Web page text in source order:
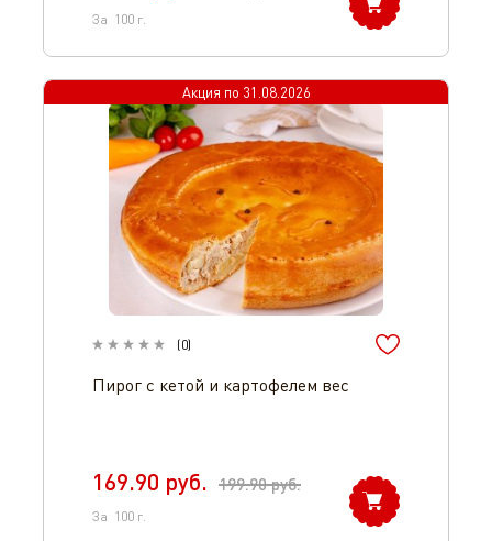
За 100 г.
Акция по 31.08.2026
(0)
Пирог с кетой и картофелем вес
169.90 руб. 199.90руб.
За 100 г.